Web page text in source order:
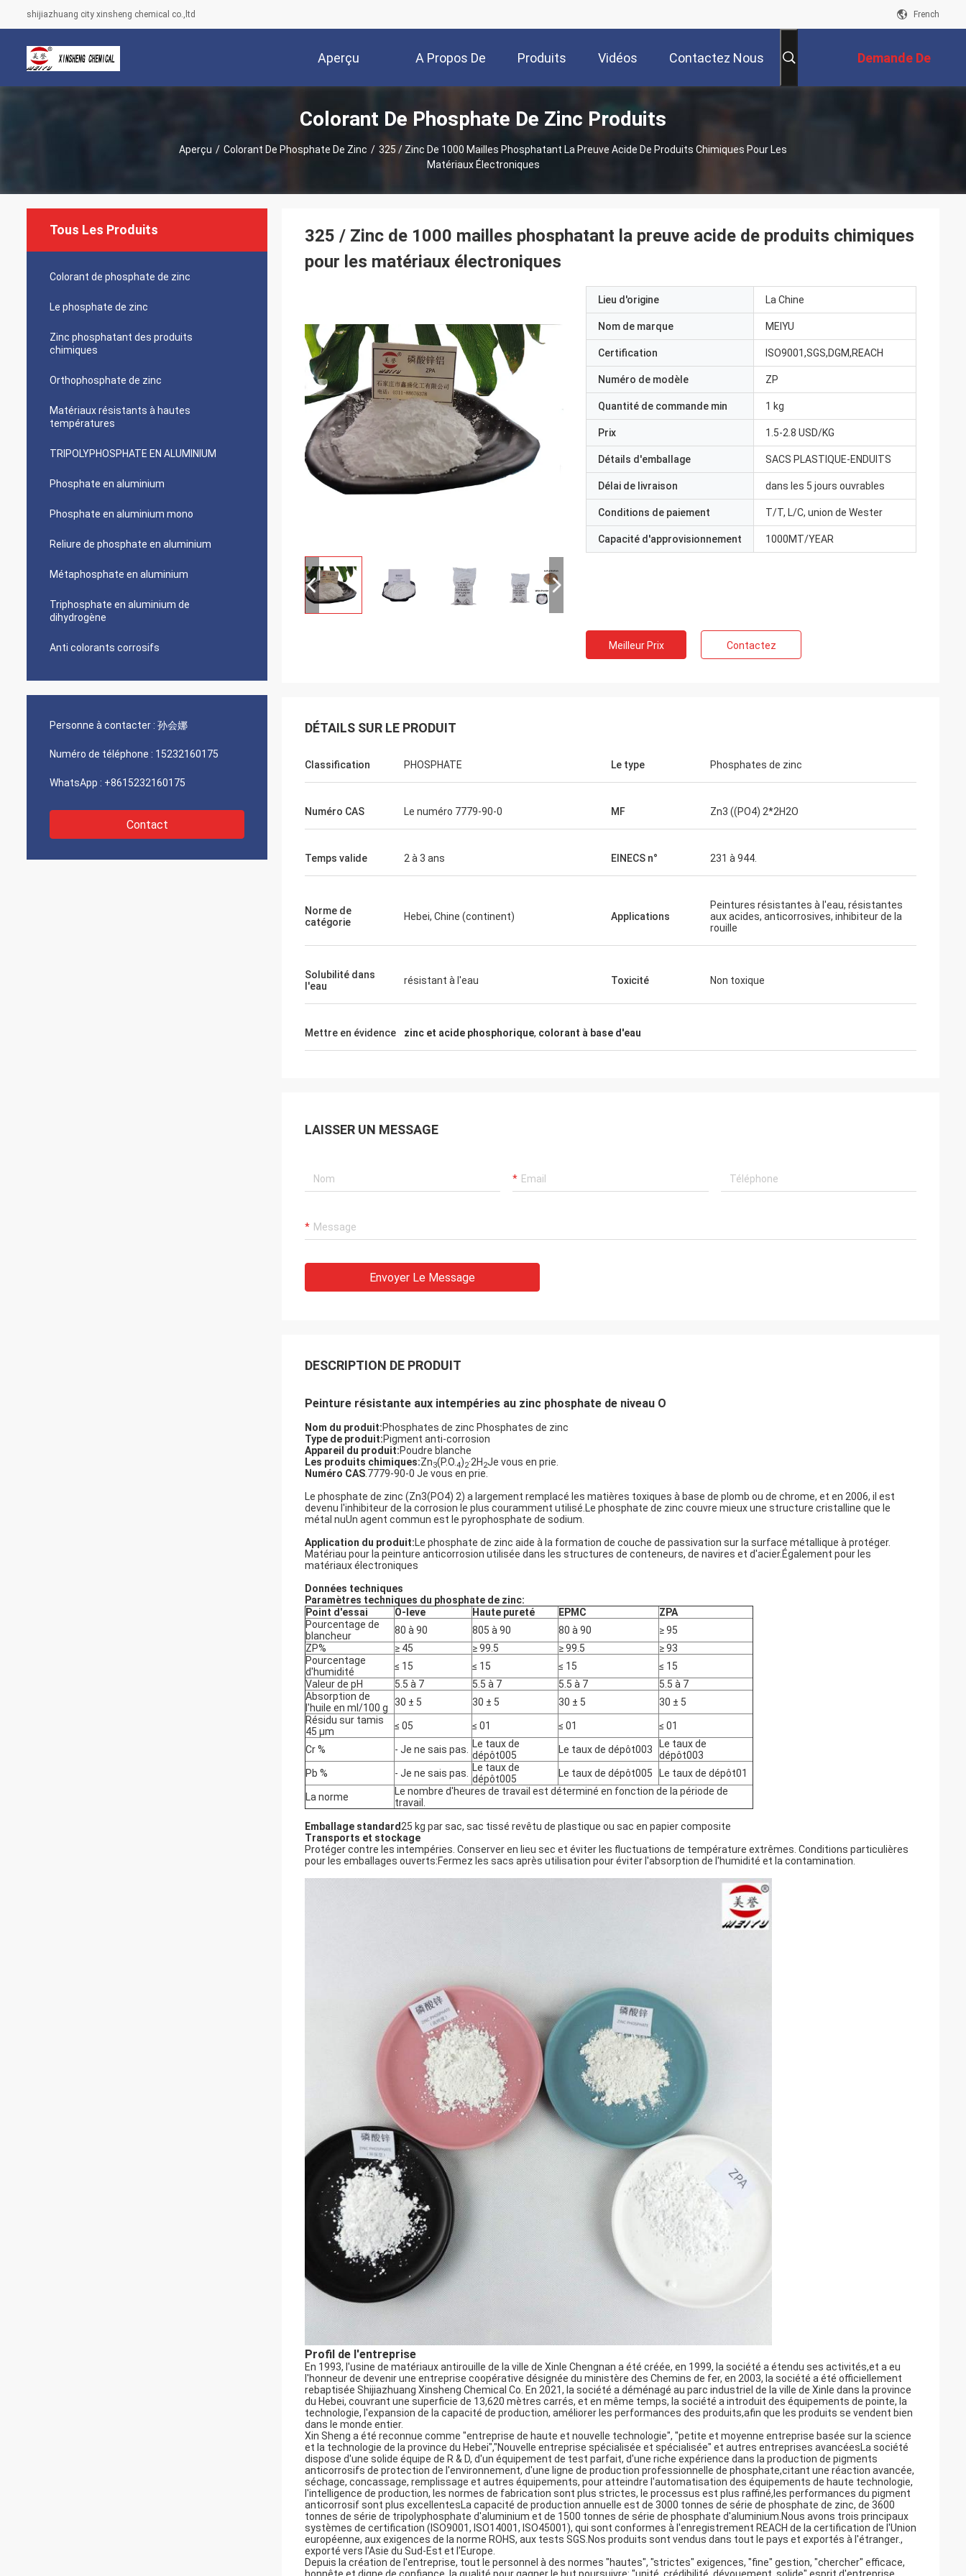
shijiazhuang city xinsheng chemical co.,ltd French
Aperçu A Propos De
Nous
Produits Vidéos Contactez Nous Demande De
Soumission
Colorant De Phosphate De Zinc Produits
Aperçu / Colorant De Phosphate De Zinc / 325 / Zinc De 1000 Mailles Phosphatant La Preuve Acide De Produits Chimiques Pour Les
Matériaux Électroniques
Tous Les Produits
Colorant de phosphate de zinc
Le phosphate de zinc
Zinc phosphatant des produits
chimiques
Orthophosphate de zinc
Matériaux résistants à hautes
températures
TRIPOLYPHOSPHATE EN ALUMINIUM
Phosphate en aluminium
Phosphate en aluminium mono
Reliure de phosphate en aluminium
Métaphosphate en aluminium
Triphosphate en aluminium de
dihydrogène
Anti colorants corrosifs
Personne à contacter : 孙会娜
Numéro de téléphone : 15232160175
WhatsApp : +8615232160175
Contact
325 / Zinc de 1000 mailles phosphatant la preuve acide de produits chimiques
pour les matériaux électroniques
Lieu d'origine La Chine
Nom de marque MEIYU
Certification ISO9001,SGS,DGM,REACH
Numéro de modèle ZP
Quantité de commande min 1 kg
Prix 1.5-2.8 USD/KG
Détails d'emballage SACS PLASTIQUE-ENDUITS
Délai de livraison dans les 5 jours ouvrables
Conditions de paiement T/T, L/C, union de Wester
Capacité d'approvisionnement 1000MT/YEAR
Meilleur Prix Contactez
DÉTAILS SUR LE PRODUIT
Classification PHOSPHATE Le type Phosphates de zinc
Numéro CAS Le numéro 7779-90-0 MF Zn3 ((PO4) 2*2H2O
Temps valide 2 à 3 ans EINECS n° 231 à 944.
Norme de
catégorie
Hebei, Chine (continent) Applications
Peintures résistantes à l'eau, résistantes
aux acides, anticorrosives, inhibiteur de la
rouille
Solubilité dans
l'eau
résistant à l'eau Toxicité Non toxique
Mettre en évidence zinc et acide phosphorique, colorant à base d'eau
LAISSER UN MESSAGE
Envoyer Le Message
DESCRIPTION DE PRODUIT
Peinture résistante aux intempéries au zinc phosphate de niveau O
Nom du produit:Phosphates de zinc Phosphates de zinc
Type de produit:Pigment anti-corrosion
Appareil du produit:Poudre blanche
Les produits chimiques:Zn3(P.O. 4)2·2H 2Je vous en prie.
Numéro CAS .7779-90-0 Je vous en prie.
Le phosphate de zinc (Zn3(PO4) 2) a largement remplacé les matières toxiques à base de plomb ou de chrome, et en 2006, il est
devenu l'inhibiteur de la corrosion le plus couramment utilisé.Le phosphate de zinc couvre mieux une structure cristalline que le
métal nuUn agent commun est le pyrophosphate de sodium.
Application du produit:Le phosphate de zinc aide à la formation de couche de passivation sur la surface métallique à protéger.
Matériau pour la peinture anticorrosion utilisée dans les structures de conteneurs, de navires et d'acier.Également pour les
matériaux électroniques
Données techniques
Paramètres techniques du phosphate de zinc:
Point d'essai
O-leve Haute pureté EPMC
ZPA
Pourcentage de
blancheur
80 à 90 805 à 90 80 à 90
≥ 95
ZP%
≥ 45 ≥ 99.5 ≥ 99.5
≥ 93
Pourcentage
d'humidité
≤ 15 ≤ 15 ≤ 15
≤ 15
Valeur de pH
5.5 à 7 5.5 à 7 5.5 à 7
5.5 à 7
Absorption de
l'huile en ml/100 g
30 ± 5 30 ± 5 30 ± 5
30 ± 5
Résidu sur tamis
45 μm
≤ 05 ≤ 01 ≤ 01 ≤ 01
Cr % - Je ne sais pas.
Le taux de
dépôt005
Le taux de dépôt003
Le taux de
dépôt003
Pb %
- Je ne sais pas.
Le taux de
dépôt005
Le taux de dépôt005 Le taux de dépôt01
La norme
Le nombre d'heures de travail est déterminé en fonction de la période de
travail.
Emballage standard 25 kg par sac, sac tissé revêtu de plastique ou sac en papier composite
Transports et stockage
Protéger contre les intempéries. Conserver en lieu sec et éviter les fluctuations de température extrêmes. Conditions particulières
pour les emballages ouverts:Fermez les sacs après utilisation pour éviter l'absorption de l'humidité et la contamination.
Profil de l'entreprise
En 1993, l'usine de matériaux antirouille de la ville de Xinle Chengnan a été créée, en 1999, la société a étendu ses activités,et a eu
l'honneur de devenir une entreprise coopérative désignée du ministère des Chemins de fer, en 2003, la société a été officiellement
rebaptisée Shijiazhuang Xinsheng Chemical Co. En 2021, la société a déménagé au parc industriel de la ville de Xinle dans la province
du Hebei, couvrant une superficie de 13,620 mètres carrés, et en même temps, la société a introduit des équipements de pointe, la
technologie, l'expansion de la capacité de production, améliorer les performances des produits,afin que les produits se vendent bien
dans le monde entier.
Xin Sheng a été reconnue comme "entreprise de haute et nouvelle technologie", "petite et moyenne entreprise basée sur la science
et la technologie de la province du Hebei","Nouvelle entreprise spécialisée et spécialisée" et autres entreprises avancéesLa société
dispose d'une solide équipe de R & D, d'un équipement de test parfait, d'une riche expérience dans la production de pigments
anticorrosifs de protection de l'environnement, d'une ligne de production professionnelle de phosphate,citant une réaction avancée,
séchage, concassage, remplissage et autres équipements, pour atteindre l'automatisation des équipements de haute technologie,
l'intelligence de production, les normes de fabrication sont plus strictes, le processus est plus raffiné,les performances du pigment
anticorrosif sont plus excellentesLa capacité de production annuelle est de 3000 tonnes de série de phosphate de zinc, de 3600
tonnes de série de tripolyphosphate d'aluminium et de 1500 tonnes de série de phosphate d'aluminium.Nous avons trois principaux
systèmes de certification (ISO9001, ISO14001, ISO45001), qui sont conformes à l'enregistrement REACH de la certification de l'Union
européenne, aux exigences de la norme ROHS, aux tests SGS.Nos produits sont vendus dans tout le pays et exportés à l'étranger.,
exporté vers l'Asie du Sud-Est et l'Europe.
Depuis la création de l'entreprise, tout le personnel à des normes "hautes", "strictes" exigences, "fine" gestion, "chercher" efficace,